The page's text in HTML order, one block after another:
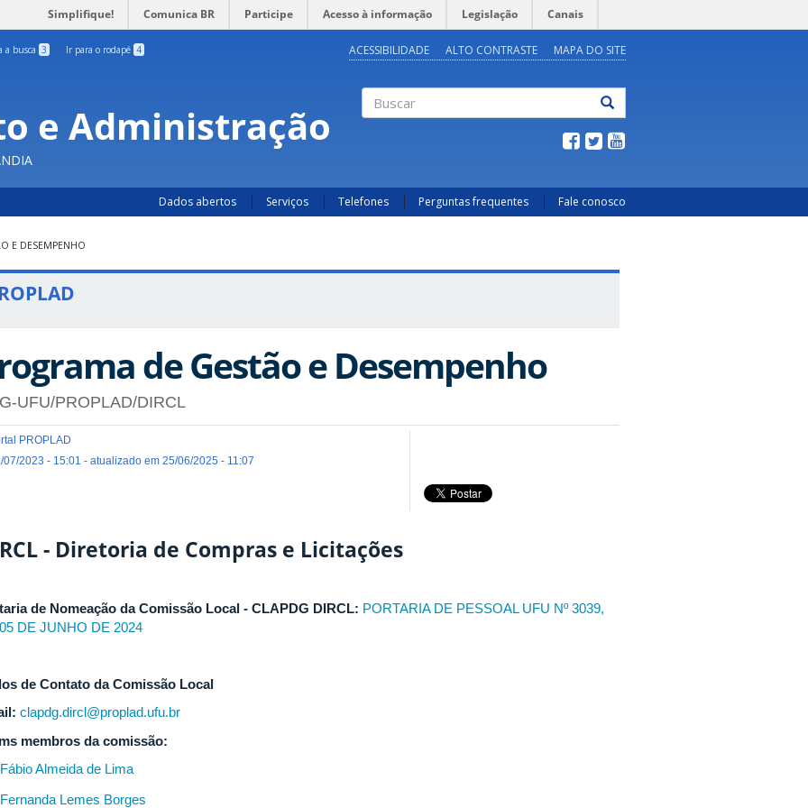
Simplifique! Comunica BR Participe Acesso à informação Legislação Canais
a busca 3 Ir para o rodapé 4 ACESSIBILIDADE ALTO CONTRASTE MAPA DO SITE
e Administração
Dados abertos Serviços Telefones Perguntas frequentes Fale conosco
E DESEMPENHO
de Gestão e Desempenho
UFU/PROPLAD/DIRCL
PROPLAD
2023 - 15:01 - atualizado em 25/06/2025 - 11:07
- Diretoria de Compras e Licitações
de Nomeação da Comissão Local - CLAPDG DIRCL: PORTARIA DE PESSOAL UFU Nº 3039,
DE JUNHO DE 2024
de Contato da Comissão Local
clapdg.dircl@proplad.ufu.br
membros da comissão:
Fábio Almeida de Lima
Fernanda Lemes Borges